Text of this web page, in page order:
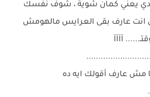
يعني كمان شوية ، شوف نفسك
انت عارف بقى العرايس مالهومش
آآآآ
-
مش عارف أقولك ايه ده